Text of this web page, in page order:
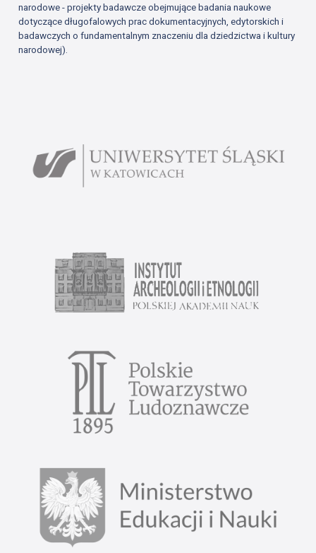
narodowe - projekty badawcze obejmujące badania naukowe
dotyczące długofalowych prac dokumentacyjnych, edytorskich i
badawczych o fundamentalnym znaczeniu dla dziedzictwa i kultury
narodowej).